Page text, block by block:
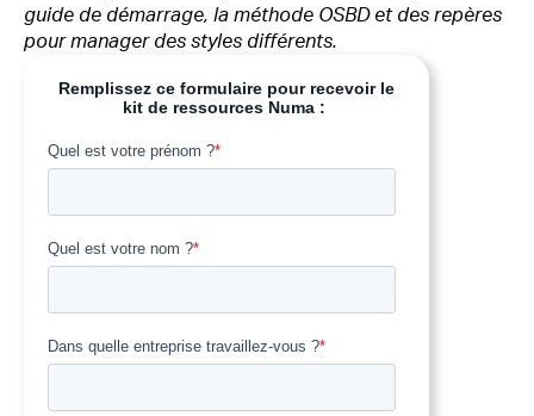
guide de démarrage, la méthode OSBD et des repères
pour manager des styles différents.